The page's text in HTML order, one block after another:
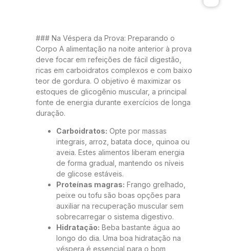
### Na Véspera da Prova: Preparando o
Corpo A alimentação na noite anterior à prova
deve focar em refeições de fácil digestão,
ricas em carboidratos complexos e com baixo
teor de gordura. O objetivo é maximizar os
estoques de glicogênio muscular, a principal
fonte de energia durante exercícios de longa
duração.
Carboidratos: Opte por massas
integrais, arroz, batata doce, quinoa ou
aveia. Estes alimentos liberam energia
de forma gradual, mantendo os níveis
de glicose estáveis.
Proteínas magras: Frango grelhado,
peixe ou tofu são boas opções para
auxiliar na recuperação muscular sem
sobrecarregar o sistema digestivo.
Hidratação: Beba bastante água ao
longo do dia. Uma boa hidratação na
véspera é essencial para o bom